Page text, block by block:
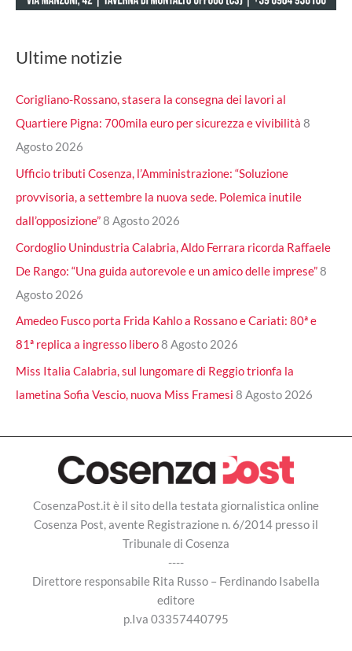
Ultime notizie
Corigliano-Rossano, stasera la consegna dei lavori al
Quartiere Pigna: 700mila euro per sicurezza e vivibilità 8
Agosto 2026
Ufficio tributi Cosenza, l’Amministrazione: “Soluzione
provvisoria, a settembre la nuova sede. Polemica inutile
dall’opposizione”8 Agosto 2026
Cordoglio Unindustria Calabria, Aldo Ferrara ricorda Raffaele
De Rango: “Una guida autorevole e un amico delle imprese”8
Agosto 2026
Amedeo Fusco porta Frida Kahlo a Rossano e Cariati: 80ª e
81ª replica a ingresso libero8 Agosto 2026
Miss Italia Calabria, sul lungomare di Reggio trionfa la
lametina Sofia Vescio, nuova Miss Framesi 8 Agosto 2026
CosenzaPost.it è il sito della testata giornalistica online
Cosenza Post, avente Registrazione n. 6/2014 presso il
Tribunale di Cosenza
----
Direttore responsabile Rita Russo – Ferdinando Isabella
editore
p.Iva 03357440795